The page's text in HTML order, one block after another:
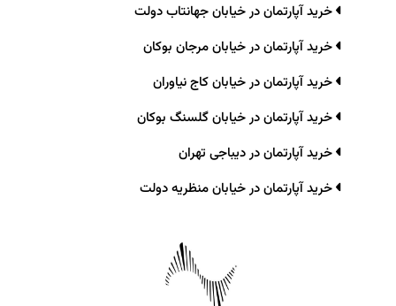
خرید آپارتمان در خیابان جهانتاب دولت
خرید آپارتمان در خیابان مرجان بوکان
خرید آپارتمان در خیابان کاج نیاوران
خرید آپارتمان در خیابان گلسنگ بوکان
خرید آپارتمان در دیباجی تهران
خرید آپارتمان در خیابان منظریه دولت